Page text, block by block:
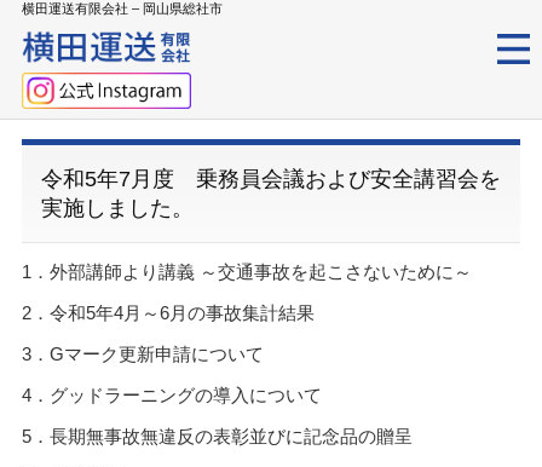
横田運送有限会社 – 岡山県総社市
令和5年7月度 乗務員会議および安全講習会を
実施しました。
1．外部講師より講義 ～交通事故を起こさないために～
2．令和5年4月～6月の事故集計結果
3．Gマーク更新申請について
4．グッドラーニングの導入について
5．長期無事故無違反の表彰並びに記念品の贈呈